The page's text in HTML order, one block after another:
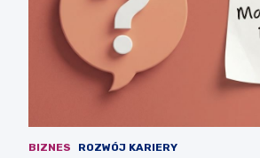
BIZNES ROZWÓJ KARIERY